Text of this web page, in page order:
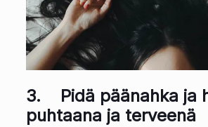
3. Pidä päänahka ja
puhtaana ja terveenä